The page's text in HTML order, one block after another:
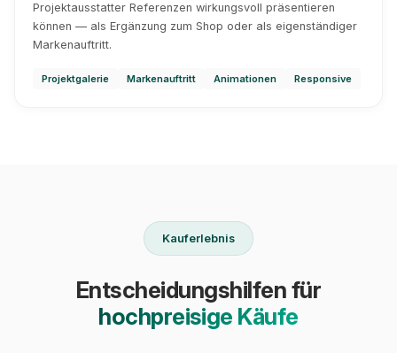
Projektausstatter Referenzen wirkungsvoll präsentieren
können — als Ergänzung zum Shop oder als eigenständiger
Markenauftritt.
Projektgalerie Markenauftritt Animationen Responsive
Kauferlebnis
Entscheidungshilfen für
hochpreisige Käufe